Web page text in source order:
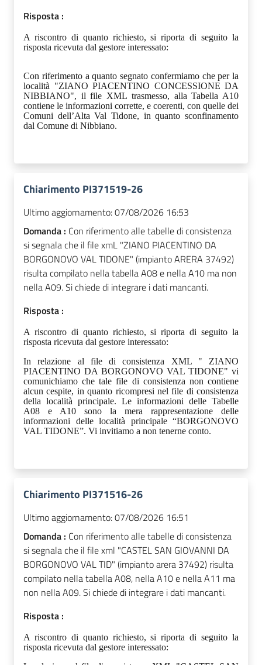
Risposta :
A riscontro di quanto richiesto, si riporta di seguito la
risposta ricevuta dal gestore interessato:
Con riferimento a quanto segnato confermiamo che per la
località "ZIANO PIACENTINO CONCESSIONE DA
NIBBIANO", il file XML trasmesso, alla Tabella A10
contiene le informazioni corrette, e coerenti, con quelle dei
Comuni dell’Alta Val Tidone, in quanto sconfinamento
dal Comune di Nibbiano.
Chiarimento PI371519-26
Ultimo aggiornamento:07/08/2026 16:53
Domanda : Con riferimento alle tabelle di consistenza
si segnala che il file xmL "ZIANO PIACENTINO DA
BORGONOVO VAL TIDONE" (impianto ARERA 37492)
risulta compilato nella tabella A08 e nella A10 ma non
nella A09. Si chiede di integrare i dati mancanti.
Risposta :
A riscontro di quanto richiesto, si riporta di seguito la
risposta ricevuta dal gestore interessato:
In relazione al file di consistenza XML " ZIANO
PIACENTINO DA BORGONOVO VAL TIDONE" vi
comunichiamo che tale file di consistenza non contiene
alcun cespite, in quanto ricompresi nel file di consistenza
della località principale. Le informazioni delle Tabelle
A08 e A10 sono la mera rappresentazione delle
informazioni delle località principale “BORGONOVO
VAL TIDONE”. Vi invitiamo a non tenerne conto.
Chiarimento PI371516-26
Ultimo aggiornamento:07/08/2026 16:51
Domanda : Con riferimento alle tabelle di consistenza
si segnala che il file xml "CASTEL SAN GIOVANNI DA
BORGONOVO VAL TID" (impianto arera 37492) risulta
compilato nella tabella A08, nella A10 e nella A11 ma
non nella A09. Si chiede di integrare i dati mancanti.
Risposta :
A riscontro di quanto richiesto, si riporta di seguito la
risposta ricevuta dal gestore interessato: